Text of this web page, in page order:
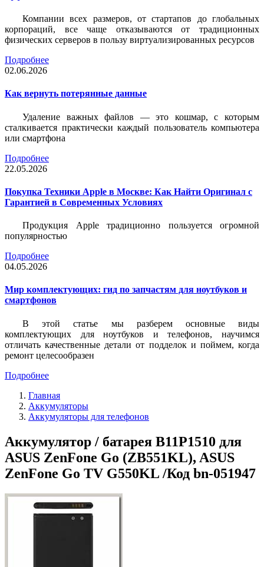
Компании всех размеров, от стартапов до глобальных
корпораций, все чаще отказываются от традиционных
физических серверов в пользу виртуализированных ресурсов
Подробнее
02.06.2026
Как вернуть потерянные данные
Удаление важных файлов — это кошмар, с которым
сталкивается практически каждый пользователь компьютера
или смартфона
Подробнее
22.05.2026
Покупка Техники Apple в Москве: Как Найти Оригинал с
Гарантией в Современных Условиях
Продукция Apple традиционно пользуется огромной
популярностью
Подробнее
04.05.2026
Мир комплектующих: гид по запчастям для ноутбуков и
смартфонов
В этой статье мы разберем основные виды
комплектующих для ноутбуков и телефонов, научимся
отличать качественные детали от подделок и поймем, когда
ремонт целесообразен
Подробнее
Главная
Аккумуляторы
Аккумуляторы для телефонов
Аккумулятор / батарея B11P1510 для
ASUS ZenFone Go (ZB551KL), ASUS
ZenFone Go TV G550KL /Код bn-051947